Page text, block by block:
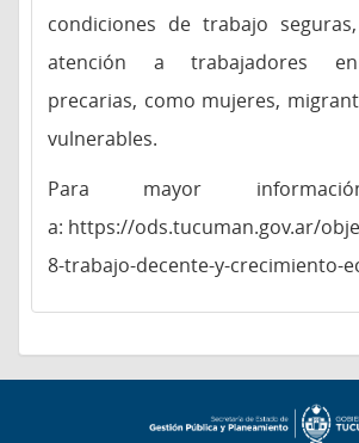
condiciones de trabajo
atención a trabajadores en
precarias, como mujeres,
vulnerables.
Para mayor
a: https://ods.tucuman.gov.ar/
8-trabajo-decente-y-crecimiento-